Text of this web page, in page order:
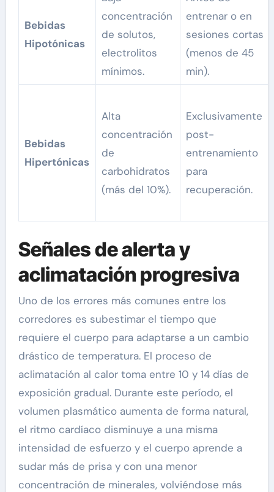
Bebidas
Hipotónicas
concentración
de solutos,
electrolitos
mínimos.
entrenar o en
sesiones cortas
(menos de 45
min).
Bebidas
Hipertónicas
Alta
concentración
de
carbohidratos
(más del 10%).
Exclusivamente
post-
entrenamiento
para
recuperación.
Señales de alerta y
aclimatación progresiva
Uno de los errores más comunes entre los
corredores es subestimar el tiempo que
requiere el cuerpo para adaptarse a un cambio
drástico de temperatura. El proceso de
aclimatación al calor toma entre 10 y 14 días de
exposición gradual. Durante este período, el
volumen plasmático aumenta de forma natural,
el ritmo cardíaco disminuye a una misma
intensidad de esfuerzo y el cuerpo aprende a
sudar más de prisa y con una menor
concentración de minerales, volviéndose más